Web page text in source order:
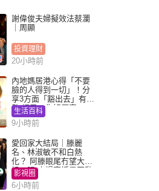
謝偉俊夫婦擬效法蔡瀾
｜周顯
投資理財
20小時前
內地媽居港心得「不要
臉的人得到一切」！分
享3方面「豁出去」有著
數 網民：你好厲害
生活百科
9小時前
愛回家大結局｜滕麗
名、林淑敏不和白熱
化？ 阿滕眼尾冇望大小
姐一眼 商場直播零互動
影視圈
6小時前